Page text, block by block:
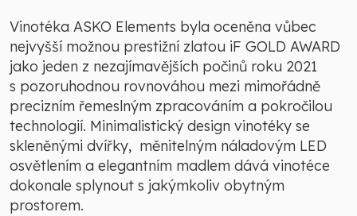
Vinotéka ASKO Elements byla oceněna vůbec
nejvyšší možnou prestižní zlatou iF GOLD AWARD
jako jeden z nezajímavějších počinů roku 2021
s pozoruhodnou rovnováhou mezi mimořádně
precizním řemeslným zpracováním a pokročilou
technologií. Minimalistický design vinotéky se
skleněnými dvířky, měnitelným náladovým LED
osvětlením a elegantním madlem dává vinotéce
dokonale splynout s jakýmkoliv obytným
prostorem.